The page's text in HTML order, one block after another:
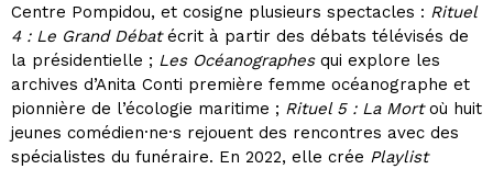
Centre Pompidou, et cosigne plusieurs spectacles : Rituel
4 : Le Grand Débatécrit à partir des débats télévisés de
la présidentielle ; Les Océanographesqui explore les
archives d’Anita Conti première femme océanographe et
pionnière de l’écologie maritime ; Rituel 5 : La Mortoù huit
jeunes comédien·ne·s rejouent des rencontres avec des
spécialistes du funéraire. En 2022, elle crée Playlist